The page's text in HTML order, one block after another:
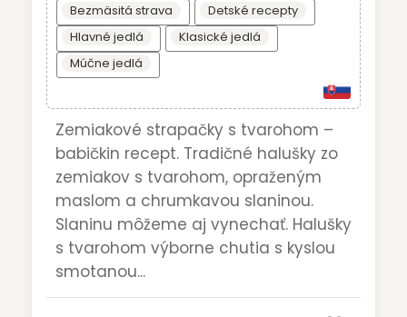
Bezmäsitá strava
Detské recepty
Hlavné jedlá
Klasické jedlá
Múčne jedlá
Zemiakové strapačky s tvarohom –
babičkin recept. Tradičné halušky zo
zemiakov s tvarohom, opraženým
maslom a chrumkavou slaninou.
Slaninu môžeme aj vynechať. Halušky
s tvarohom výborne chutia s kyslou
smotanou...